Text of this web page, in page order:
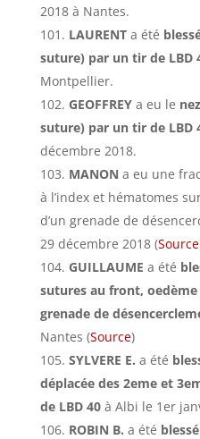
2018 à Nantes.
LAURENTa été
suture) par un tir de LBD
Montpellier.
GEOFFREYa eu le
suture) par un tir de LBD
décembre 2018.
MANON a eu une
à l’index et hématomes
d’un grenade de
29 décembre 2018 (Source
GUILLAUME a été
sutures au front,
grenade de
Nantes (Source)
SYLVERE E. a été
déplacée des 2eme et
de LBD 40à Albi le 1er
ROBIN B. a été